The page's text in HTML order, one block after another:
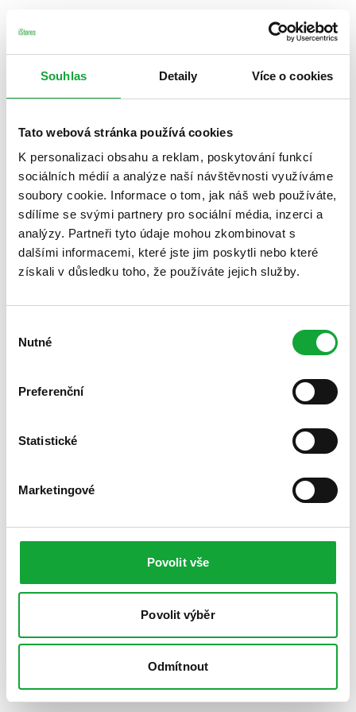
Souhlas Detaily Více o cookies
Tato webová stránka používá cookies
K personalizaci obsahu a reklam, poskytování funkcí
sociálních médií a analýze naší návštěvnosti využíváme
soubory cookie. Informace o tom, jak náš web používáte,
sdílíme se svými partnery pro sociální média, inzerci a
analýzy. Partneři tyto údaje mohou zkombinovat s
dalšími informacemi, které jste jim poskytli nebo které
získali v důsledku toho, že používáte jejich služby.
souhlasu
Nutné
Preferenční
Statistické
Marketingové
Povolit vše
Povolit výběr
Odmítnout